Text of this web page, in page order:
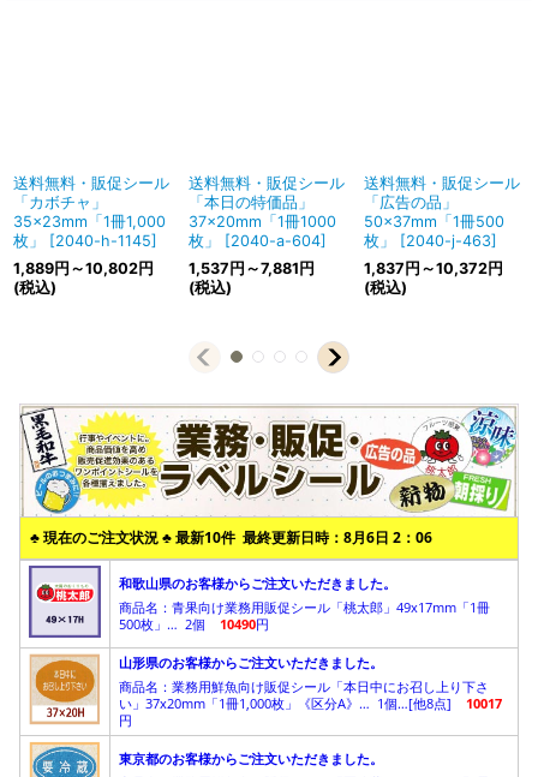
送料無料・販促シール
「カボチャ」
35×23mm「1冊1,000
枚」
[2040-h-1145]
1,889円 ～10,802円
(税込)
送料無料・販促シール
「本日の特価品」
37×20mm「1冊1000
枚」
[2040-a-604]
1,537 円 ～7,881 円
(税込)
送料無料・販促シール
「広告の品」
50×37mm「1冊500
枚」
[2040-j-463]
1,837 円 ～10,372円
(税込)